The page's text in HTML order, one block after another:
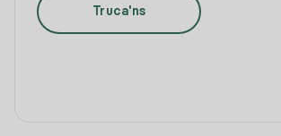
Truca'ns